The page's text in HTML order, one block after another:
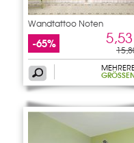
Wandtattoo Noten
-65%
GRÖSSEN